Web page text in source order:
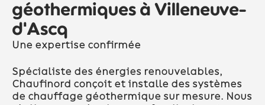
géothermiques à Villeneuve-
d'Ascq
Une expertise confirmée
Spécialiste des énergies renouvelables,
Chaufinord conçoit et installe des systèmes
de chauffage géothermique sur mesure. Nous